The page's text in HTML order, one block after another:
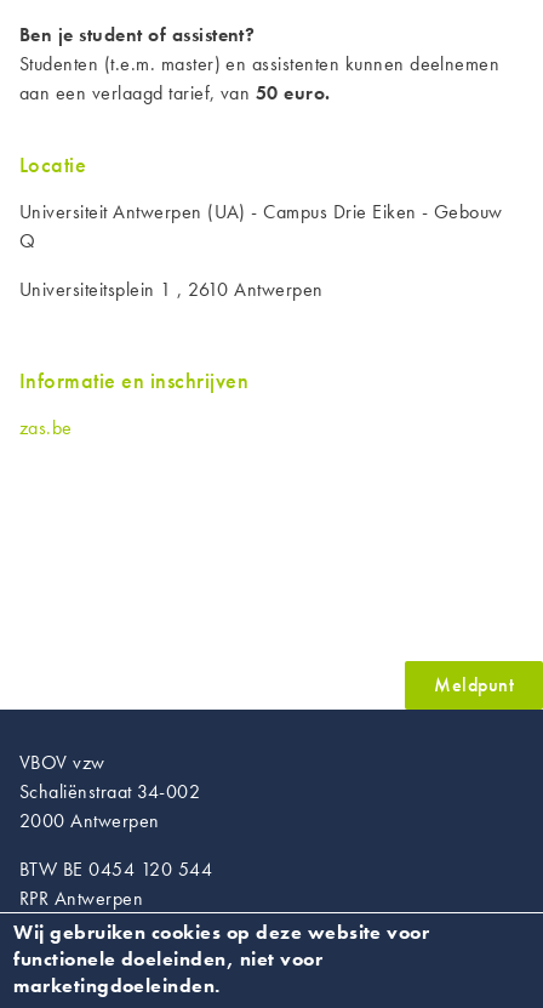
Ben je student of assistent?
Studenten (t.e.m. master) en assistenten kunnen deelnemen
aan een verlaagd tarief, van 50 euro.
Locatie
Universiteit Antwerpen (UA) - Campus Drie Eiken - Gebouw
Q
Universiteitsplein 1 , 2610 Antwerpen
Informatie en inschrijven
zas.be
Meldpunt
VBOV vzw
Schaliënstraat 34-002
2000 Antwerpen
BTW BE 0454 120 544
RPR Antwerpen
T. 03/218.89.67
info@vroedvrouwen.be
Wij gebruiken cookies op deze website voor
functionele doeleinden, niet voor
marketingdoeleinden.